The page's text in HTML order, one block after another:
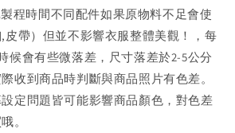
程時間不同配件如果原物料不足會使
皮帶）但並不影響衣服整體美觀！，每
候會有些微落差，尺寸落差於2-5公分
收到商品時判斷與商品照片有色差。
定問題皆可能影響商品顏色，對色差
。